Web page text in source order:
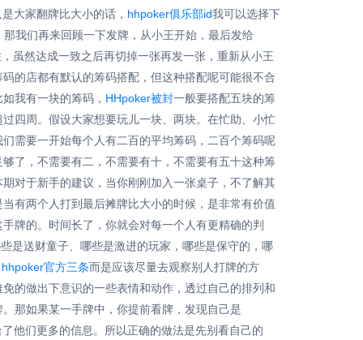
大家翻牌比大小的话， hhpoker俱乐部id我可以选择下
我们再来回顾一下发牌，从小王开始，最后发给
虽然达成一致之后再切掉一张再发一张，重新从小王
的店都有默认的筹码搭配，但这种搭配呢可能很不合
我有一块的筹码， HHpoker被封一般要搭配五块的筹
四周。假设大家想要玩儿一块、两块。在忙助、小忙
需要一开始每个人有二百的平均筹码，二百个筹码呢
了，不需要有二，不需要有十，不需要有五十这种筹
对于新手的建议，当你刚刚加入一张桌子，不了解其
有两个人打到最后摊牌比大小的时候，是非常有价值
牌的。时间长了，你就会对每一个人有更精确的判
是送财童子、哪些是激进的玩家，哪些是保守的，哪
hhpoker官方三条而是应该尽量去观察别人打牌的方
的做出下意识的一些表情和动作，透过自己的排列和
那如果某一手牌中，你提前看牌，发现自己是
他们更多的信息。所以正确的做法是先别看自己的